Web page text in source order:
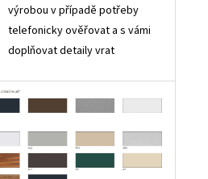
výrobou v případě potřeby
telefonicky ověřovat a s vámi
doplňovat detaily vrat